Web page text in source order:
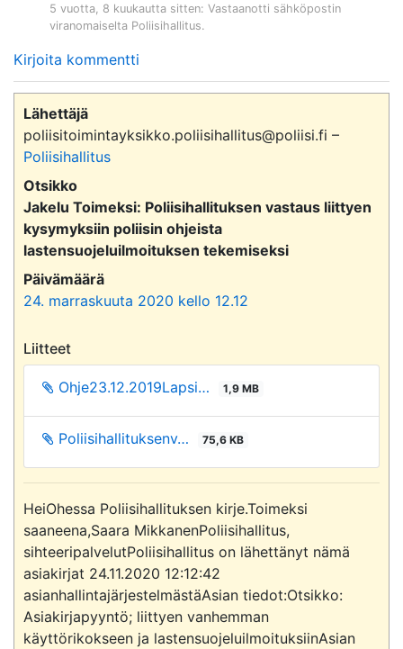
5 vuotta, 8 kuukautta sitten: Vastaanotti sähköpostin
viranomaiselta Poliisihallitus.
Kirjoita kommentti
Lähettäjä
poliisitoimintayksikko.poliisihallitus@poliisi.fi –
Poliisihallitus
Otsikko
Jakelu Toimeksi: Poliisihallituksen vastaus liittyen
kysymyksiin poliisin ohjeista
lastensuojeluilmoituksen tekemiseksi
Päivämäärä
24. marraskuuta 2020 kello 12.12
Liitteet
Ohje23.12.2019Lapsi… 1,9 MB
Poliisihallituksenv… 75,6 KB
HeiOhessa Poliisihallituksen kirje.Toimeksi
saaneena,Saara MikkanenPoliisihallitus,
sihteeripalvelutPoliisihallitus on lähettänyt nämä
asiakirjat 24.11.2020 12:12:42
asianhallintajärjestelmästäAsian tiedot:Otsikko:
Asiakirjapyyntö; liittyen vanhemman
käyttörikokseen ja lastensuojeluilmoituksiinAsian